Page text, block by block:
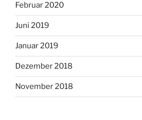
Februar 2020
Juni 2019
Januar 2019
Dezember 2018
November 2018